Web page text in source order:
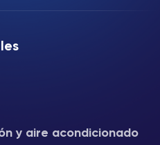
y aire acondicionado